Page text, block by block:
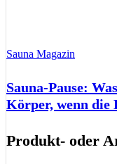
Sauna Magazin
Sauna-Pause:
Körper, wenn die
Produkt- oder